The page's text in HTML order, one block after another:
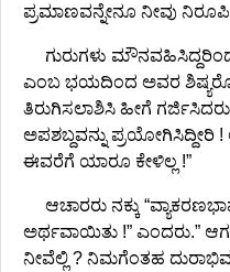
ಪ್ರಮಾಣವನ್ನೇನೂ ನೀವು
ಗುರುಗಳು
ಎಂಬ ಭಯದಿಂದ ಅವರ
ತಿರುಗಿಸಲಾಶಿಸಿ ಹೀಗೆ ಗರ್ಜಿಸಿದರು
ಅಪಶಬ್ದವನ್ನು ಪ್ರಯೋಗಿಸಿದ್ದೀರಿ !
ಈವರೆಗೆ ಯಾರೂ ಕೇಳಿಲ್ಲ !”
ಆಚಾರರು ನಕ್ಕು
ಅರ್ಥವಾಯಿತು !” ಎಂದರು.” ಆಗ
ನೀವೆಲ್ಲಿ ? ನಿಮಗೆಂತಹ